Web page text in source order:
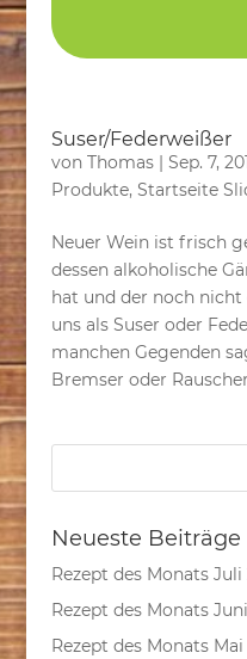
Suser/Federweißer
von Thomas| Sep. 7,
Produkte, Startseite
Neuer Wein ist frisch
dessen alkoholische
hat und der noch
uns als Suser oder
manchen Gegenden
Bremser oder
Neueste Beiträge
Rezept des Monats Juli
Rezept des Monats
Rezept des Monats Mai